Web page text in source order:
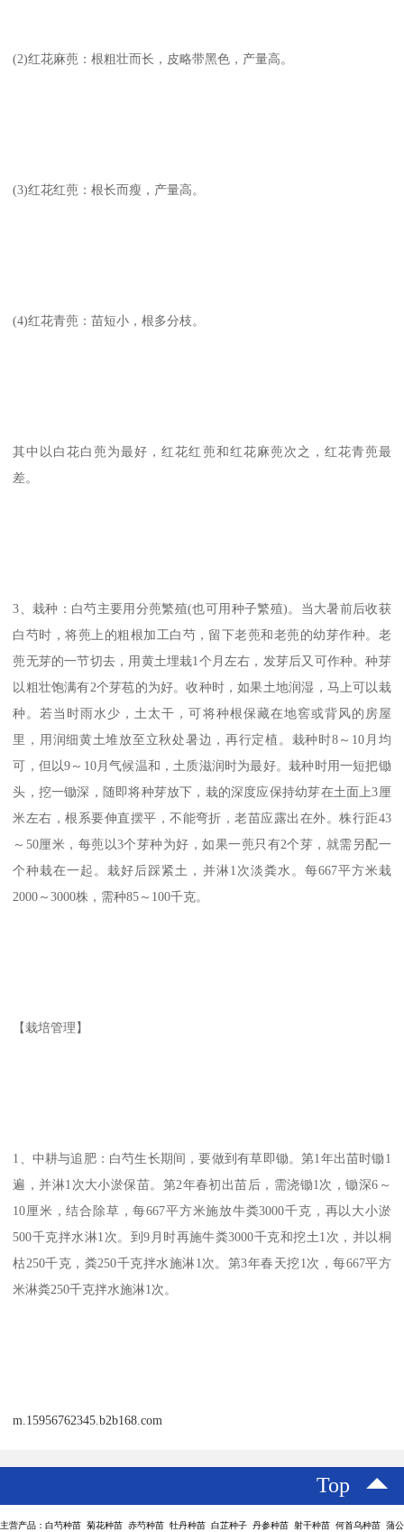
(2)红花麻蔸：根粗壮而长，皮略带黑色，产量高。
(3)红花红蔸：根长而瘦，产量高。
(4)红花青蔸：苗短小，根多分枝。
其中以白花白蔸为最好，红花红蔸和红花麻蔸次之，红花青蔸最
差。
3、栽种：白芍主要用分蔸繁殖(也可用种子繁殖)。当大暑前后收获
白芍时，将蔸上的粗根加工白芍，留下老蔸和老蔸的幼芽作种。老
蔸无芽的一节切去，用黄土埋栽1个月左右，发芽后又可作种。种芽
以粗壮饱满有2个芽苞的为好。收种时，如果土地润湿，马上可以栽
种。若当时雨水少，土太干，可将种根保藏在地窖或背风的房屋
里，用润细黄土堆放至立秋处暑边，再行定植。栽种时8～10月均
可，但以9～10月气候温和，土质滋润时为最好。栽种时用一短把锄
头，挖一锄深，随即将种芽放下，栽的深度应保持幼芽在土面上3厘
米左右，根系要伸直摆平，不能弯折，老苗应露出在外。株行距43
～50厘米，每蔸以3个芽种为好，如果一蔸只有2个芽，就需另配一
个种栽在一起。栽好后踩紧土，并淋1次淡粪水。每667平方米栽
2000～3000株，需种85～100千克。
【栽培管理】
1、中耕与追肥：白芍生长期间，要做到有草即锄。第1年出苗时锄1
遍，并淋1次大小淤保苗。第2年春初出苗后，需浇锄1次，锄深6～
10厘米，结合除草，每667平方米施放牛粪3000千克，再以大小淤
500千克拌水淋1次。到9月时再施牛粪3000千克和挖土1次，并以桐
枯250千克，粪250千克拌水施淋1次。第3年春天挖1次，每667平方
米淋粪250千克拌水施淋1次。
m.15956762345.b2b168.com
Top
主营产品：白芍种苗 菊花种苗 赤芍种苗 牡丹种苗 白芷种子 丹参种苗 射干种苗 何首乌种苗 蒲公